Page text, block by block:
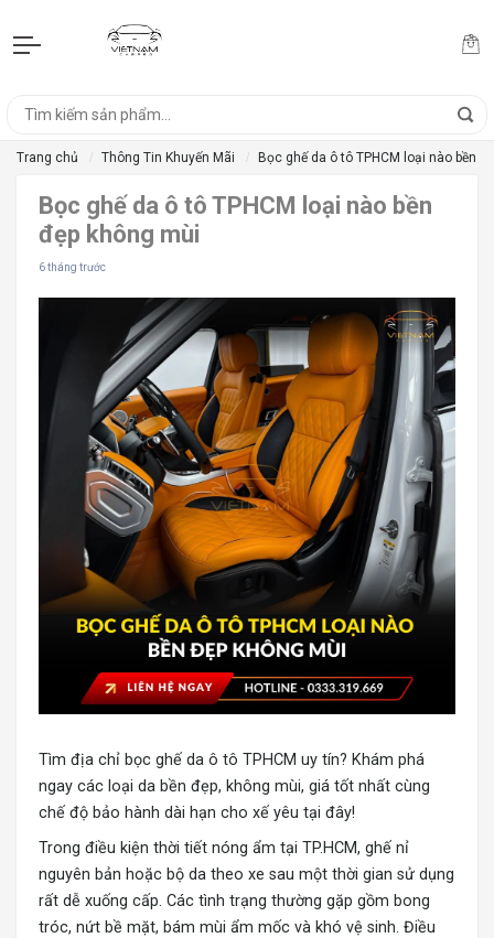
Trang chủ Thông Tin Khuyến Mãi Bọc ghế da ô tô TPHCM loại nào bền
Bọc ghế da ô tô TPHCM loại nào bền
đẹp không mùi
6 tháng trước
Tìm địa chỉ bọc ghế da ô tô TPHCM uy tín? Khám phá
ngay các loại da bền đẹp, không mùi, giá tốt nhất cùng
chế độ bảo hành dài hạn cho xế yêu tại đây!
Trong điều kiện thời tiết nóng ẩm tại TP.HCM, ghế nỉ
nguyên bản hoặc bộ da theo xe sau một thời gian sử dụng
rất dễ xuống cấp. Các tình trạng thường gặp gồm bong
tróc, nứt bề mặt, bám mùi ẩm mốc và khó vệ sinh. Điều